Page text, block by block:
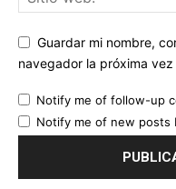
Guardar mi nombre,
navegador la próxima
Notify me of follow-up
Notify me of new posts